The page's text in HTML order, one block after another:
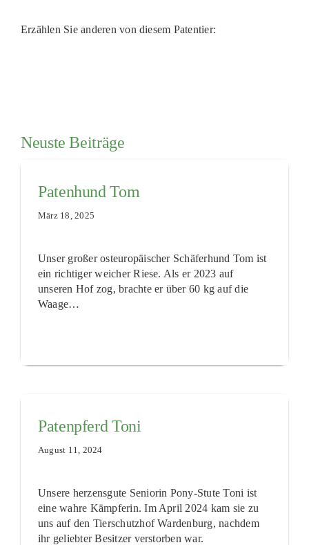
Erzählen Sie anderen von diesem Patentier:
Neuste Beiträge
Patenhund Tom
März 18, 2025
Unser großer osteuropäischer Schäferhund Tom ist
ein richtiger weicher Riese. Als er 2023 auf
unseren Hof zog, brachte er über 60 kg auf die
Waage…
Patenpferd Toni
August 11, 2024
Unsere herzensgute Seniorin Pony-Stute Toni ist
eine wahre Kämpferin. Im April 2024 kam sie zu
uns auf den Tierschutzhof Wardenburg, nachdem
ihr geliebter Besitzer verstorben war.